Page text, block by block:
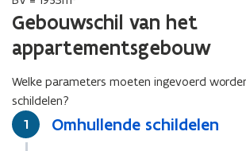
Gebouwschil van het
appartementsgebouw
Welke parameters moeten ingevoerd
schildelen?
Stap
1 Omhullende schildelen